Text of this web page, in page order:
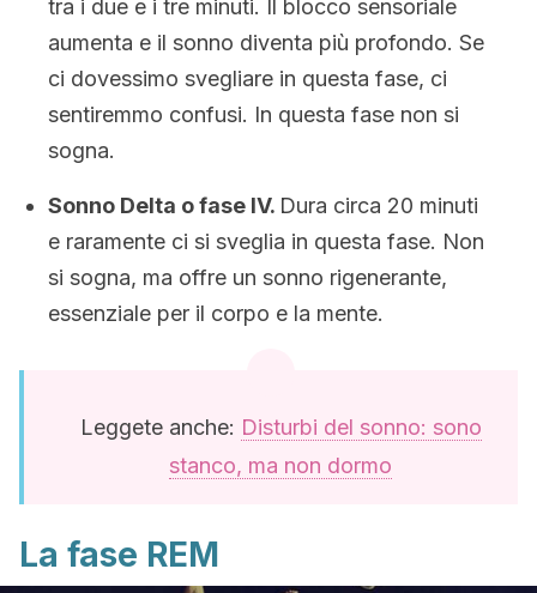
tra i due e i tre minuti. Il blocco sensoriale
aumenta e il sonno diventa più profondo. Se
ci dovessimo svegliare in questa fase, ci
sentiremmo confusi. In questa fase non si
sogna.
Sonno Delta o fase IV. Dura circa 20 minuti
e raramente ci si sveglia in questa fase. Non
si sogna, ma offre un sonno rigenerante,
essenziale per il corpo e la mente.
Leggete anche: Disturbi del sonno: sono
stanco, ma non dormo
La fase REM